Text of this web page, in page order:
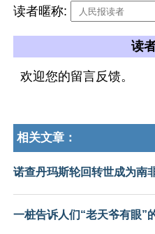
读者暱称:
读
欢迎您的留言反馈。
相关文章：
诺查丹玛斯轮回转世成为南
一桩告诉人们“老天爷有眼”